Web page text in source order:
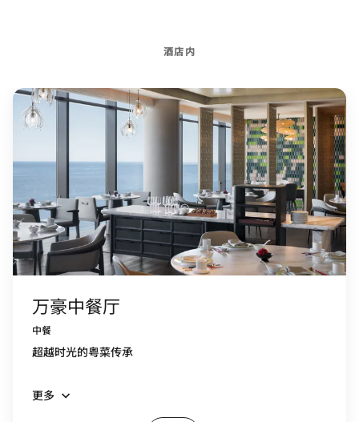
酒店内
万豪中餐厅
中餐
超越时光的粤菜传承
更多